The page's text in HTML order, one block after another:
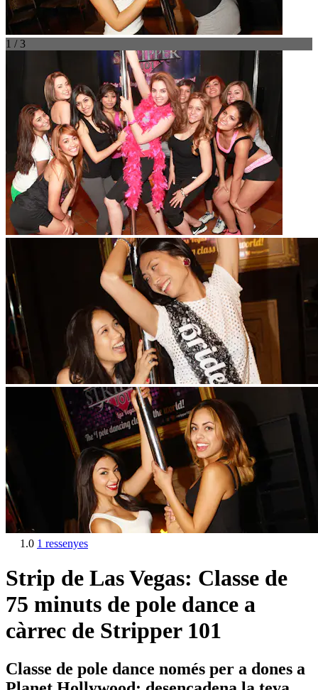
1 / 3
1.0 1 ressenyes
Strip de Las Vegas: Classe de
75 minuts de pole dance a
càrrec de Stripper 101
Classe de pole dance només per a dones a